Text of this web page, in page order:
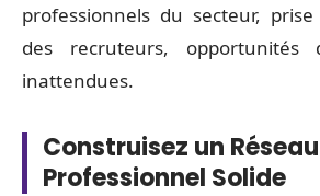
professionnels du secteur,
des recruteurs, opportunités
inattendues.
Construisez un Réseau
Professionnel Solide